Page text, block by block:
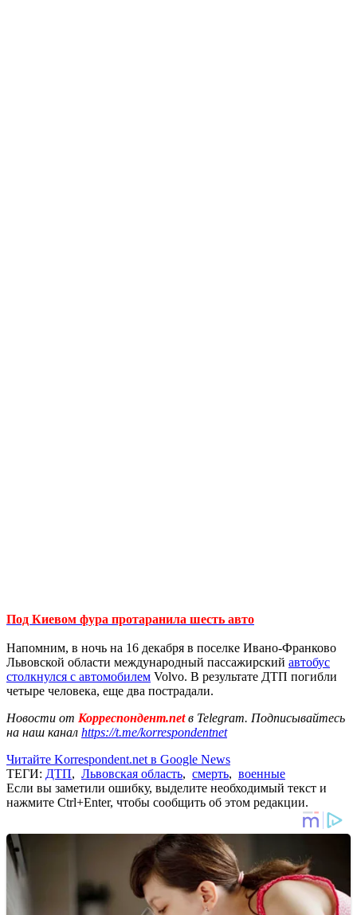
Под Киевом фура протаранила шесть авто
Напомним, в ночь на 16 декабря в поселке Ивано-Франково
Львовской области международный пассажирский автобус
столкнулся с автомобилем Volvo. В результате ДТП погибли
четыре человека, еще два пострадали.
Новости от Корреспондент.netв Telegram. Подписывайтесь
на наш канал https://t.me/korrespondentnet
Читайте Korrespondent.net в Google News
ТЕГИ: ДТП, Львовская область, смерть, военные
Если вы заметили ошибку, выделите необходимый текст и
нажмите Ctrl+Enter, чтобы сообщить об этом редакции.